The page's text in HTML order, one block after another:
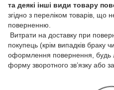
та деякі інші види товару
згідно з переліком товарів, що
поверненню.
Витрати на доставку при
покупець (крім випадків браку
оформлення повернення, будь
форму зворотного зв’язку або